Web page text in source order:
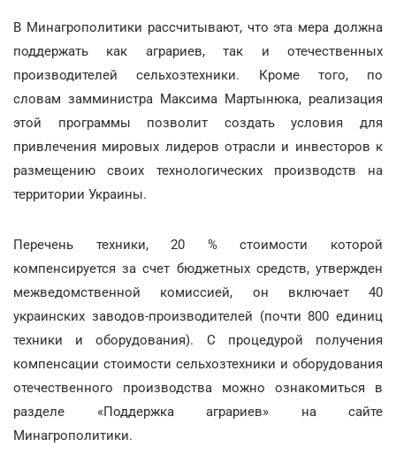
В Минагрополитики рассчитывают, что эта мера должна
поддержать как аграриев, так и отечественных
производителей сельхозтехники. Кроме того, по
словам замминистра Максима Мартынюка, реализация
этой программы позволит создать условия для
привлечения мировых лидеров отрасли и инвесторов к
размещению своих технологических производств на
территории Украины.
Перечень техники, 20 % стоимости которой
компенсируется за счет бюджетных средств, утвержден
межведомственной комиссией, он включает 40
украинских заводов-производителей (почти 800 единиц
техники и оборудования). С процедурой получения
компенсации стоимости сельхозтехники и оборудования
отечественного производства можно ознакомиться в
разделе «Поддержка аграриев» на сайте
Минагрополитики.